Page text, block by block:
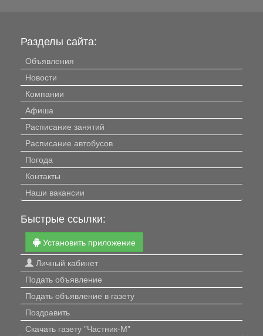
Разделы сайта:
Объявления
Новости
Компании
Афиша
Расписание занятий
Расписание автобусов
Погода
Контакты
Наши вакансии
Быстрые ссылки:
Установить приложение
Личный кабинет
Подать объявление
Подать объявление в газету
Поздравить
Скачать газету "Частник-М"